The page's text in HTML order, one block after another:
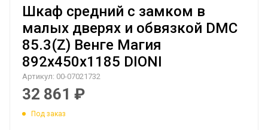
Шкаф средний с замком в
малых дверях и обвязкой DMC
85.3(Z) Венге Магия
892х450х1185 DIONI
Артикул: 00-07021732
32 861 ₽
Под заказ